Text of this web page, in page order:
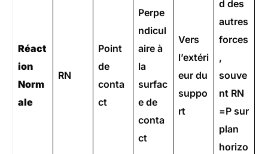
Réact
ion
Norm
ale
RN​
Point
de
conta
ct
Perpe
ndicul
aire à
la
surfac
e de
conta
ct
Vers
l’extéri
eur du
suppo
rt
d des
autres
forces
,
souve
nt RN​
=P sur
plan
horizo